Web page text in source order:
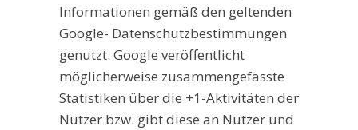
Informationen gemäß den geltenden
Google- Datenschutzbestimmungen
genutzt. Google veröffentlicht
möglicherweise zusammengefasste
Statistiken über die +1-Aktivitäten der
Nutzer bzw. gibt diese an Nutzer und